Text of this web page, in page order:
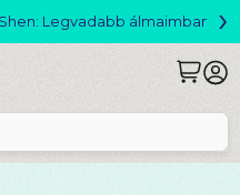
álmaimban szeretlek ›